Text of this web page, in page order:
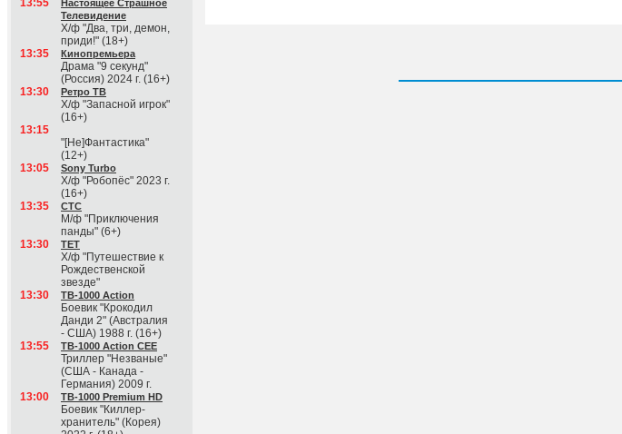
13:55
Настоящее Страшное
Телевидение
Х/ф "Два, три, демон,
приди!" (18+)
13:35
Кинопремьера
Драма "9 секунд"
(Россия) 2024 г. (16+)
13:30
Ретро ТВ
Х/ф "Запасной игрок"
(16+)
13:15
"[Не]Фантастика"
(12+)
13:05
Sony Turbo
Х/ф "Робопёс" 2023 г.
(16+)
13:35
СТС
М/ф "Приключения
панды" (6+)
13:30
ТЕТ
Х/ф "Путешествие к
Рождественской
звезде"
13:30
ТВ-1000 Action
Боевик "Крокодил
Данди 2" (Австралия
- США) 1988 г. (16+)
13:55
ТВ-1000 Action CEE
Триллер "Незваные"
(США - Канада -
Германия) 2009 г.
13:00
ТВ-1000 Premium HD
Боевик "Киллер-
хранитель" (Корея)